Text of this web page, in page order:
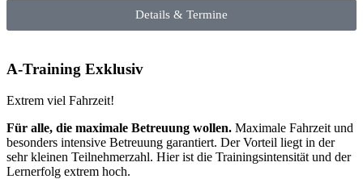
Details & Termine
A-Training Exklusiv
Extrem viel Fahrzeit!
Für alle, die maximale Betreuung wollen. Maximale Fahrzeit und
besonders intensive Betreuung garantiert. Der Vorteil liegt in der
sehr kleinen Teilnehmerzahl. Hier ist die Trainingsintensität und der
Lernerfolg extrem hoch.